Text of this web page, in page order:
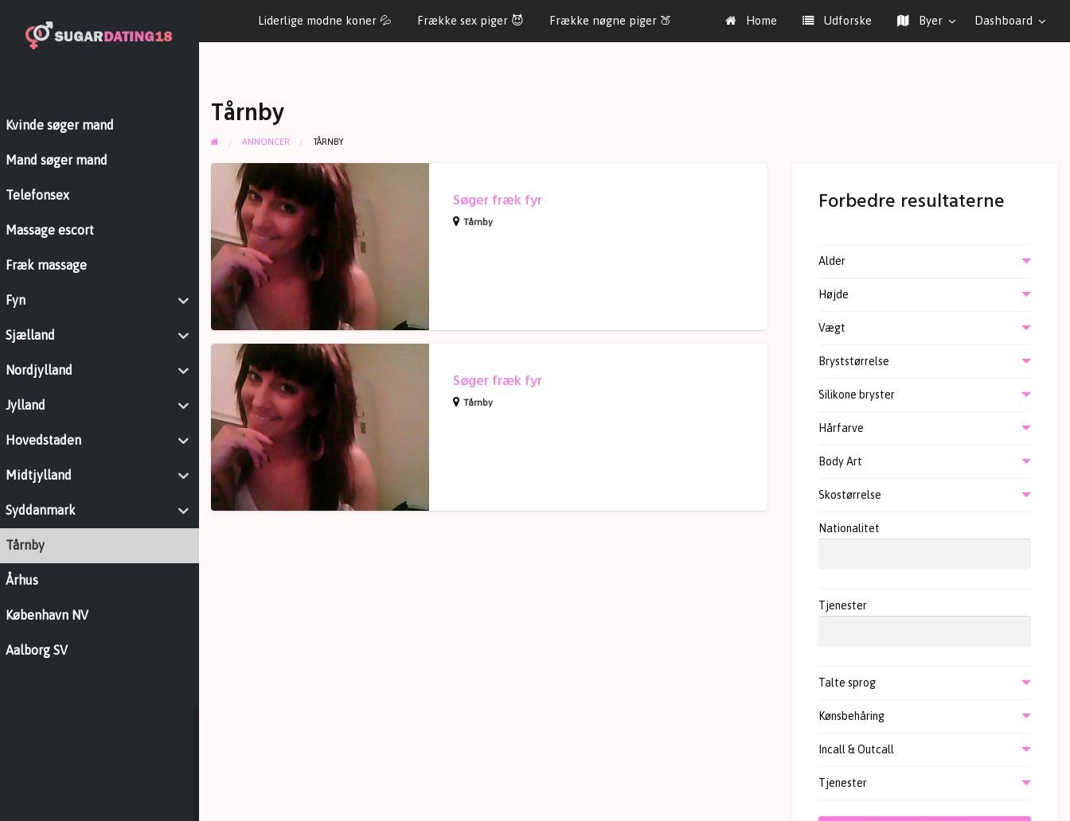
Kvinde søger mand
Mand søger mand
Telefonsex
Massage escort
Fræk massage
Fyn
Sjælland
Nordjylland
Jylland
Hovedstaden
Midtjylland
Syddanmark
Tårnby
Århus
København NV
Aalborg SV
Liderlige modne koner 💦 Frække sex piger 😈 Frække nøgne piger 🍑 Home Udforske Byer Dashboard
Tårnby
ANNONCER TÅRNBY
Søger
fræk
Søger fræk fyr
Tårnby
Søger
fræk
Søger fræk fyr
Tårnby
Forbedre resultaterne
Alder
Højde
Vægt
Bryststørrelse
Silikone bryster
Hårfarve
Body Art
Skostørrelse
Nationalitet
Tjenester
Talte sprog
Kønsbehåring
Incall & Outcall
Tjenester